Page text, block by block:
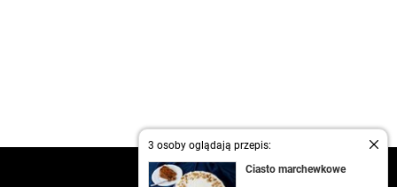
3 osoby oglądają przepis:
Ciasto marchewkowe
kontakt